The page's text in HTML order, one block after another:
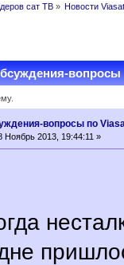
сат ТВ» Новости
вопросы
вопросы по
Ноябрь 2013, 19:44:11 »